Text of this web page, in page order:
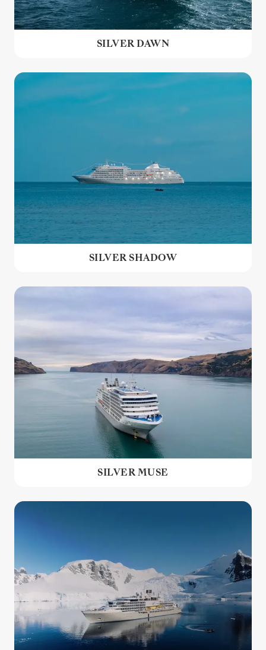
SILVER DAWN
SILVER SHADOW
SILVER MUSE